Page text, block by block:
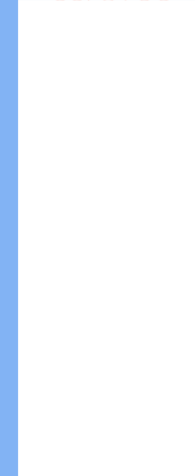
মিলিটারী